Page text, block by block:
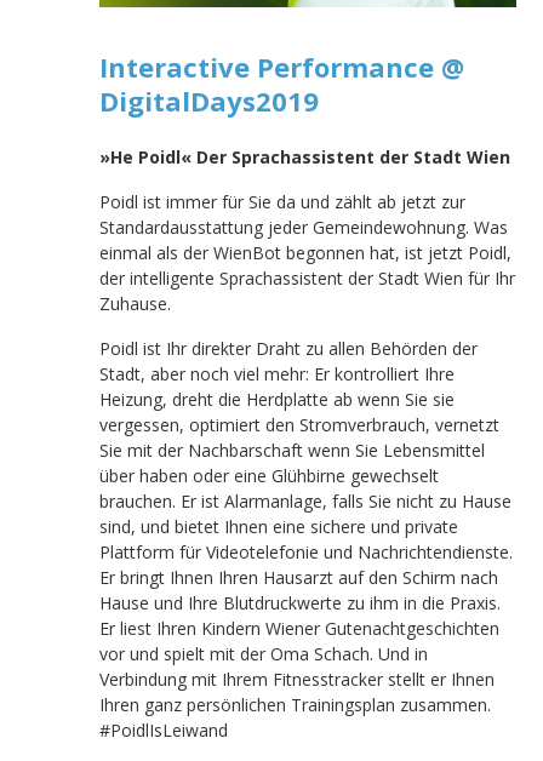
Interactive Performance @
DigitalDays2019
»He Poidl« Der Sprachassistent der Stadt Wien
Poidl ist immer für Sie da und zählt ab jetzt zur
Standardausstattung jeder Gemeindewohnung. Was
einmal als der WienBot begonnen hat, ist jetzt Poidl,
der intelligente Sprachassistent der Stadt Wien für Ihr
Zuhause.
Poidl ist Ihr direkter Draht zu allen Behörden der
Stadt, aber noch viel mehr: Er kontrolliert Ihre
Heizung, dreht die Herdplatte ab wenn Sie sie
vergessen, optimiert den Stromverbrauch, vernetzt
Sie mit der Nachbarschaft wenn Sie Lebensmittel
über haben oder eine Glühbirne gewechselt
brauchen. Er ist Alarmanlage, falls Sie nicht zu Hause
sind, und bietet Ihnen eine sichere und private
Plattform für Videotelefonie und Nachrichtendienste.
Er bringt Ihnen Ihren Hausarzt auf den Schirm nach
Hause und Ihre Blutdruckwerte zu ihm in die Praxis.
Er liest Ihren Kindern Wiener Gutenachtgeschichten
vor und spielt mit der Oma Schach. Und in
Verbindung mit Ihrem Fitnesstracker stellt er Ihnen
Ihren ganz persönlichen Trainingsplan zusammen.
#PoidlIsLeiwand